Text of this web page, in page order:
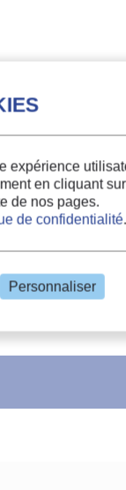
expérience
en cliquant sur
de nos pages.
de confidentialité.
Personnaliser